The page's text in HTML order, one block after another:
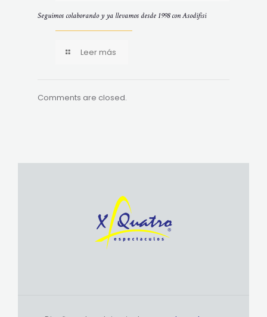
Seguimos colaborando y ya llevamos desde 1998 con Asodifisi
Leer más
Comments are closed.